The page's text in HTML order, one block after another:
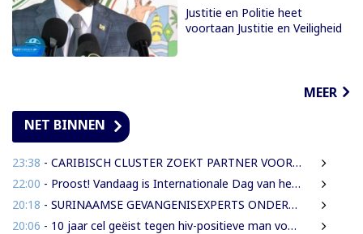
Justitie en Politie heet
voortaan Justitie en Veiligheid
MEER
NET BINNEN
23:38 - CARIBISCH CLUSTER ZOEKT PARTNER VOOR NIEUWE HAVENS EN OFFSHORE-INFRASTRUCTUUR | OOK SURINAME IN BEELD
22:00 - Proost! Vandaag is Internationale Dag van het Bier
20:18 - SURINAAMSE GEVANGENISEXPERTS ONDERSTEUNEN JEUGDINRICHTING CURAÇAO
20:06 - 10 jaar cel geëist tegen hiv-positieve man voor vrijheidsberoving, mishandeling en verkrachting van sekswerkster